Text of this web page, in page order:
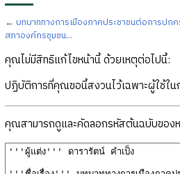
← บทบาททางการเมืองภาคประชาชนต่อการป
สภาองค์กรชุมชน...
คุณไม่มีสิทธิแก้ไขหน้านี้ ด้วยเหตุต่อไปนี้:
ปฏิบัติการที่คุณขอนี้สงวนไว้เฉพาะผู้ใช้ใน
คุณสามารถดูและคัดลอกรหัสต้นฉบับของ